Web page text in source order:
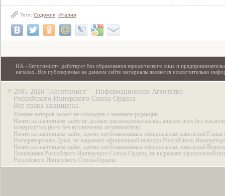
Теги: Содомия Италия
ИА «Легитимист» действует без образования юридического лица и
началах. Все публикуемые на данном сайте материалы являются исключительно
© 2005-2026 “Легитимист” - Информационное Агентство
Российского Имперского Союза-Ордена.
Все права защищены.
Мнение авторов может не совпадать с мнением редакции.
Ничто на настоящем сайте не должно рассматриваться как мнение всех без
монархистов (всех без исключения легитимистов).
Ничто на настоящем сайте, кроме опубликованных официальных заявлений Главы
Императорского Дома, не выражает официальной позиции Российского
Ничто на настоящем сайте, кроме опубликованных официальных заявлений
Начальника Российского Имперского Союза-Ордена, не выражает официальной
Российского Имперского Союза-Ордена.